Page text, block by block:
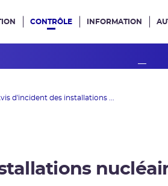
le siteCONTRÔLE INFORMATION
d'incident des installations ...